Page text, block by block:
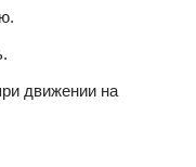
движении на